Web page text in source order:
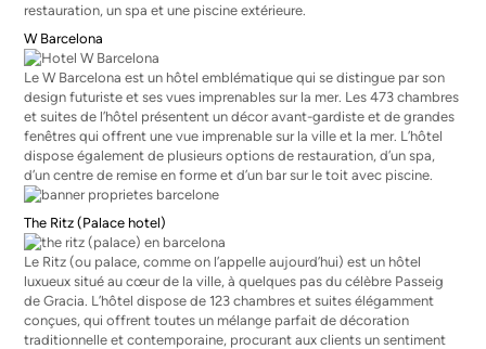
restauration, un spa et une piscine extérieure.
W Barcelona
Le W Barcelona est un hôtel emblématique qui se distingue par son
design futuriste et ses vues imprenables sur la mer. Les 473 chambres
et suites de l’hôtel présentent un décor avant-gardiste et de grandes
fenêtres qui offrent une vue imprenable sur la ville et la mer. L’hôtel
dispose également de plusieurs options de restauration, d’un spa,
d’un centre de remise en forme et d’un bar sur le toit avec piscine.
The Ritz (Palace hotel)
Le Ritz (ou palace, comme on l’appelle aujourd’hui) est un hôtel
luxueux situé au cœur de la ville, à quelques pas du célèbre Passeig
de Gracia. L’hôtel dispose de 123 chambres et suites élégamment
conçues, qui offrent toutes un mélange parfait de décoration
traditionnelle et contemporaine, procurant aux clients un sentiment